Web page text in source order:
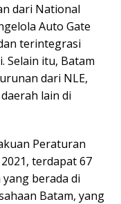
dari National
Auto Gate
terintegrasi
Selain itu, Batam
dari NLE,
lain di
Peraturan
terdapat 67
berada di
Batam, yang